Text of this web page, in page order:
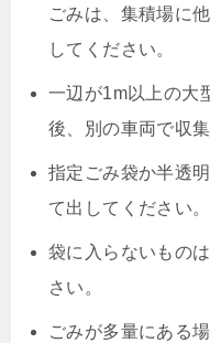
ごみは、集積場に
してください。
一辺が1m以上の大
後、別の車両で収集
指定ごみ袋か半透
て出してください。
袋に入らないもの
さい。
ごみが多量にある